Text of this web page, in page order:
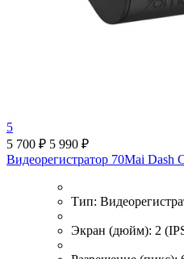
5
5 700 ₽ 5 990 ₽
Видеорегистратор 70Mai Dash
Тип:
Экран (дюйм): 2